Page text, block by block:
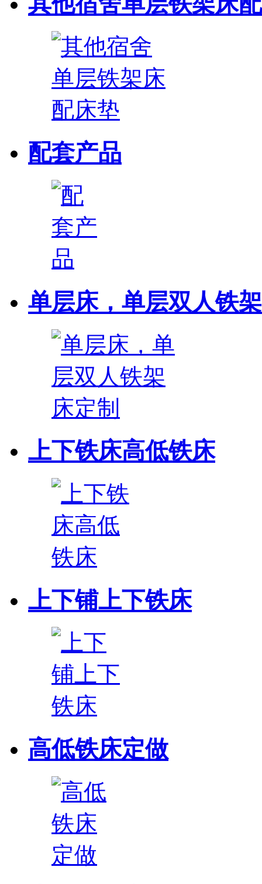
配套产品
单层床，单层双人铁
上下铁床高低铁床
上下铺上下铁床
高低铁床定做